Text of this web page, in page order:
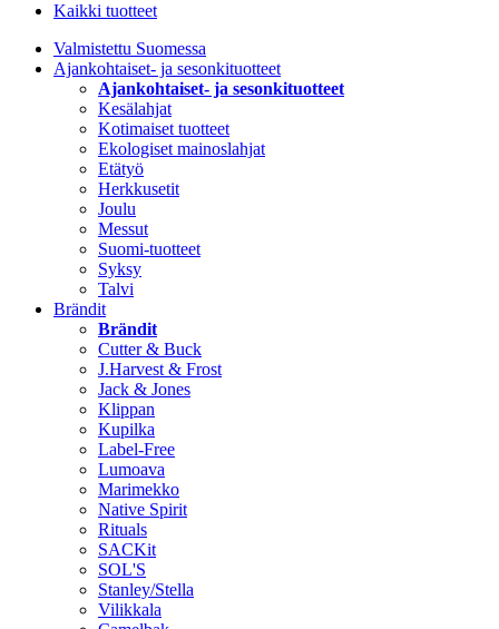
Kaikki tuotteet
Valmistettu Suomessa
Ajankohtaiset- ja sesonkituotteet
Ajankohtaiset- ja sesonkituotteet
Kesälahjat
Kotimaiset tuotteet
Ekologiset mainoslahjat
Etätyö
Herkkusetit
Joulu
Messut
Suomi-tuotteet
Syksy
Talvi
Brändit
Brändit
Cutter & Buck
J.Harvest & Frost
Jack & Jones
Klippan
Kupilka
Label-Free
Lumoava
Marimekko
Native Spirit
Rituals
SACKit
SOL'S
Stanley/Stella
Vilikkala